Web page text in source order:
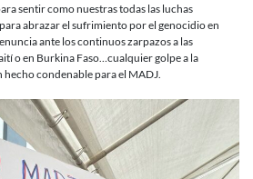
sentir como nuestras todas las luchas
abrazar el sufrimiento por el genocidio en
ante los continuos zarpazos a las
o en Burkina Faso…cualquier golpe a la
hecho condenable para el MADJ.